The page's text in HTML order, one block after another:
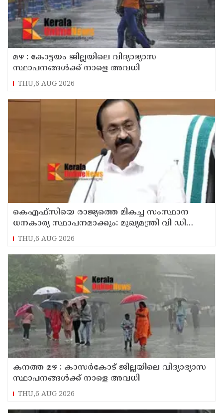
മഴ : കോട്ടയം ജില്ലയിലെ വിദ്യാഭ്യാസ
സ്ഥാപനങ്ങൾക്ക് നാളെ അവധി
THU,6 AUG 2026
കെഎഫ്‌സിയെ രാജ്യത്തെ മികച്ച സംസ്ഥാന
ധനകാര്യ സ്ഥാപനമാക്കും: മുഖ്യമന്ത്രി വി ഡി
സതീശൻ
THU,6 AUG 2026
കനത്ത മഴ : കാസർകോട് ജില്ലയിലെ വിദ്യാഭ്യാസ
സ്ഥാപനങ്ങൾക്ക് നാളെ അവധി
THU,6 AUG 2026